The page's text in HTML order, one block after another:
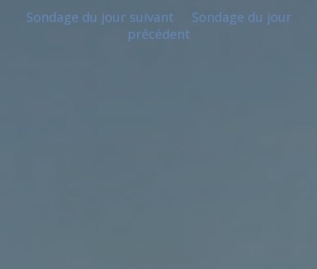
Sondage du jour suivant
Sondage du jour
précédent